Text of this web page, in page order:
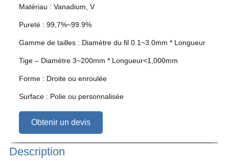
Matériau : Vanadium, V
Pureté : 99,7%~99.9%
Gamme de tailles : Diamètre du fil 0.1~3.0mm * Longueur
Tige – Diamètre 3~200mm * Longueur<1,000mm
Forme : Droite ou enroulée
Surface : Polie ou personnalisée
Obtenir un devis
Description